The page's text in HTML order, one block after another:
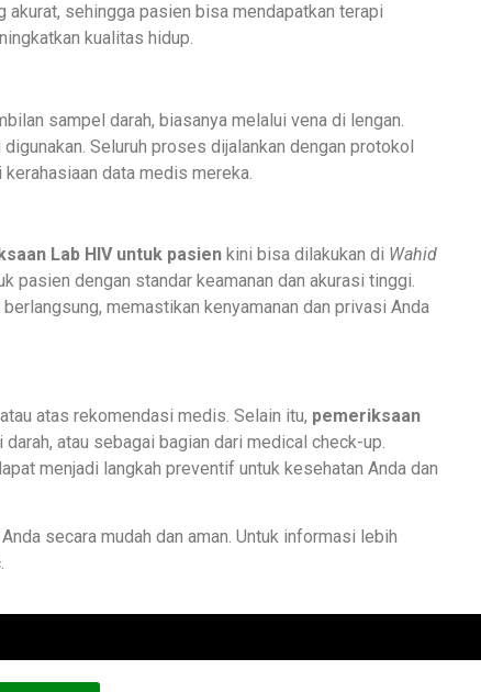
sehingga pasien bisa mendapatkan terapi
kualitas hidup.
sampel darah, biasanya melalui vena di lengan.
Seluruh proses dijalankan dengan protokol
data medis mereka.
Lab HIV untuk pasienkini bisa dilakukan di Wahid
pasien dengan standar keamanan dan akurasi tinggi.
memastikan kenyamanan dan privasi Anda
atas rekomendasi medis. Selain itu, pemeriksaan
atau sebagai bagian dari medical check-up.
menjadi langkah preventif untuk kesehatan Anda dan
secara mudah dan aman. Untuk informasi lebih